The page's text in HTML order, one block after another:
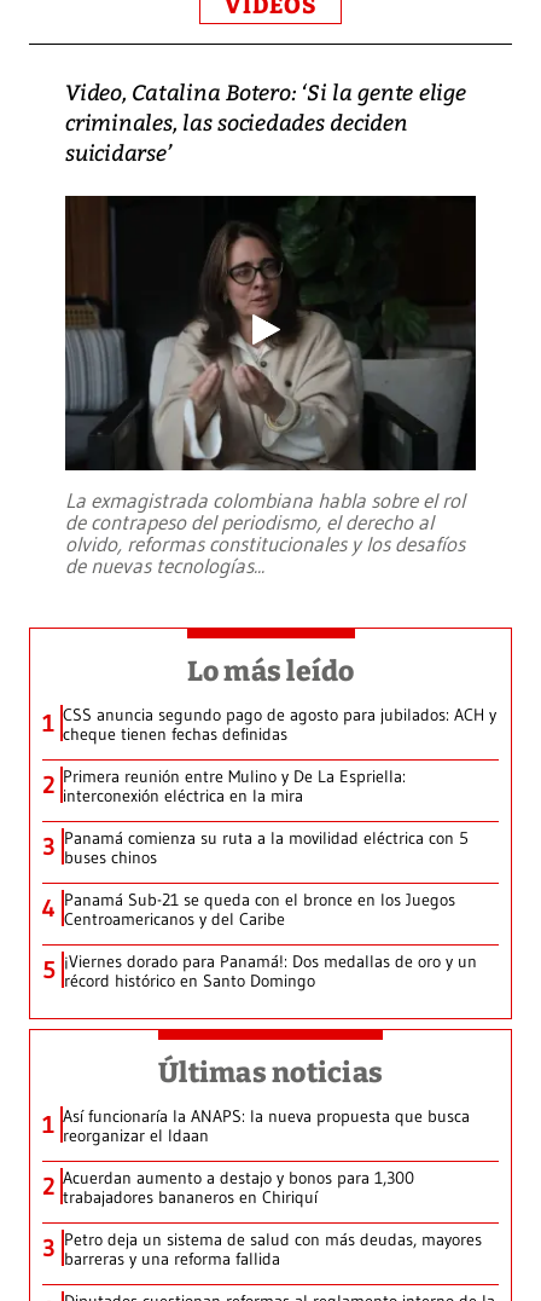
Video, Catalina Botero: ‘Si la gente elige
criminales, las sociedades deciden
suicidarse’
La exmagistrada colombiana habla sobre el rol
de contrapeso del periodismo, el derecho al
olvido, reformas constitucionales y los desafíos
de nuevas tecnologías...
Lo más leído
1 CSS anuncia segundo pago de agosto para jubilados: ACH y
cheque tienen fechas definidas
2 Primera reunión entre Mulino y De La Espriella:
interconexión eléctrica en la mira
3 Panamá comienza su ruta a la movilidad eléctrica con 5
buses chinos
4 Panamá Sub-21 se queda con el bronce en los Juegos
Centroamericanos y del Caribe
5 ¡Viernes dorado para Panamá!: Dos medallas de oro y un
récord histórico en Santo Domingo
Últimas noticias
1 Así funcionaría la ANAPS: la nueva propuesta que busca
reorganizar el Idaan
2 Acuerdan aumento a destajo y bonos para 1,300
trabajadores bananeros en Chiriquí
3 Petro deja un sistema de salud con más deudas, mayores
barreras y una reforma fallida